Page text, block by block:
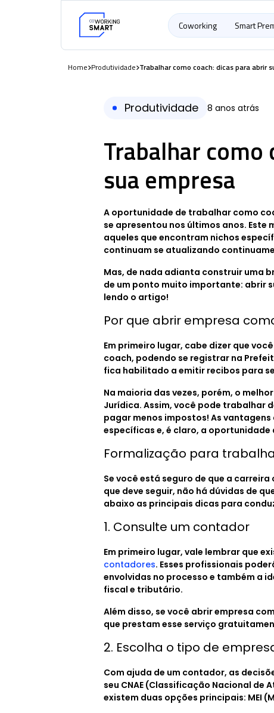
Coworking Smart
Home Produtividade Trabalhar como coach: dicas para abrir
Produtividade 8 anos atrás
Trabalhar como
sua empresa
A oportunidade de trabalhar como
se apresentou nos últimos anos.
aqueles que encontram nichos
continuam se atualizando
Mas, de nada adianta construir uma
de um ponto muito importante: abrir
lendo o artigo!
Por que abrir empresa
Em primeiro lugar, cabe dizer que
coach, podendo se registrar na
fica habilitado a emitir recibos para
Na maioria das vezes, porém, o
Jurídica. Assim, você pode trabalhar
pagar menos impostos! As
específicas e, é claro, a
Formalização para
Se você está seguro de que a
que deve seguir, não há dúvidas de
abaixo as principais dicas para
1. Consulte um contador
Em primeiro lugar, vale lembrar que
contadores. Esses profissionais
envolvidas no processo e também a
fiscal e tributário.
Além disso, se você abrir empresa
que prestam esse serviço
2. Escolha o tipo de
Com ajuda de um contador, as
seu CNAE (Classificação Nacional de
existem duas opções principais: MEI